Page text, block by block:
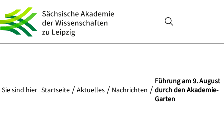
Sie sind hier Startseite Aktuelles Nachrichten
Führung am 9. August
durch den Akademie-
Garten